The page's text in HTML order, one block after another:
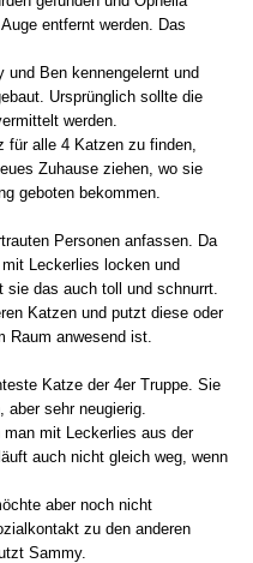
entfernt werden. Das
und Ben kennengelernt und
Ursprünglich sollte die
werden.
alle 4 Katzen zu finden,
Zuhause ziehen, wo sie
geboten bekommen.
Personen anfassen. Da
Leckerlies locken und
das auch toll und schnurrt.
Katzen und putzt diese oder
Raum anwesend ist.
Katze der 4er Truppe. Sie
sehr neugierig.
mit Leckerlies aus der
auch nicht gleich weg, wenn
aber noch nicht
zu den anderen
Sammy.